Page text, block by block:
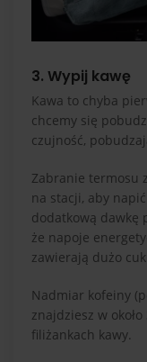
3. Wypij kawę
Kawa to chyba
chcemy się
czujność,
Zabranie termosu
na stacji, aby
dodatkową dawkę
że napoje
zawierają dużo
Nadmiar kofeiny
znajdziesz w
filiżankach kawy.